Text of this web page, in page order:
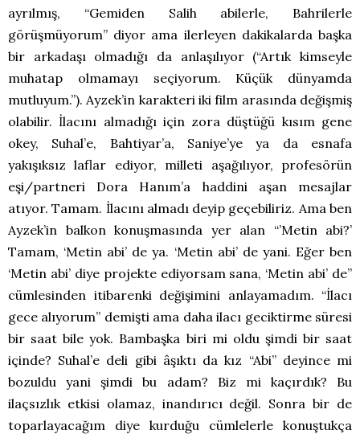
ayrılmış, “Gemiden Salih abilerle, Bahrilerle
görüşmüyorum” diyor ama ilerleyen dakikalarda başka
bir arkadaşı olmadığı da anlaşılıyor (“Artık kimseyle
muhatap olmamayı seçiyorum. Küçük dünyamda
mutluyum.”). Ayzek’in karakteri iki film arasında değişmiş
olabilir. İlacını almadığı için zora düştüğü kısım gene
okey, Suhal’e, Bahtiyar’a, Saniye’ye ya da esnafa
yakışıksız laflar ediyor, milleti aşağılıyor, profesörün
eşi/partneri Dora Hanım’a haddini aşan mesajlar
atıyor. Tamam. İlacını almadı deyip geçebiliriz. Ama ben
Ayzek’in balkon konuşmasında yer alan “’Metin abi?’
Tamam, ‘Metin abi’ de ya. ‘Metin abi’ de yani. Eğer ben
‘Metin abi’ diye projekte ediyorsam sana, ‘Metin abi’ de”
cümlesinden itibarenki değişimini anlayamadım. “İlacı
gece alıyorum” demişti ama daha ilacı geciktirme süresi
bir saat bile yok. Bambaşka biri mi oldu şimdi bir saat
içinde? Suhal’e deli gibi âşıktı da kız “Abi” deyince mi
bozuldu yani şimdi bu adam? Biz mi kaçırdık? Bu
ilaçsızlık etkisi olamaz, inandırıcı değil. Sonra bir de
toparlayacağım diye kurduğu cümlelerle konuştukça